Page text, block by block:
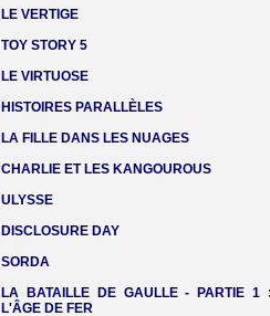
LE VERTIGE
TOY STORY 5
LE VIRTUOSE
HISTOIRES PARALLÈLES
LA FILLE DANS LES NUAGES
CHARLIE ET LES KANGOUROUS
ULYSSE
DISCLOSURE DAY
SORDA
LA BATAILLE DE GAULLE - PARTIE 1
L'ÂGE DE FER